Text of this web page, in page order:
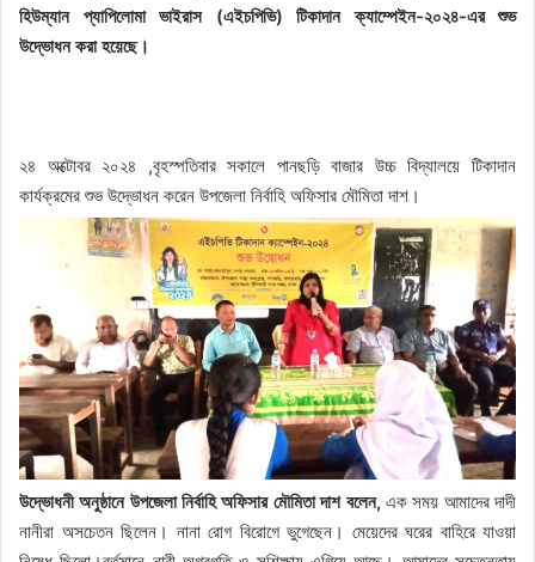
হিউম্যান প্যাপিলোমা ভাইরাস (এইচপিভি) টিকাদান ক্যাম্পেইন-২০২৪-এর শুভ
উদ্ভোধন করা হয়েছে।
২৪ অক্টোবর ২০২৪ ,বৃহস্পতিবার সকালে পানছড়ি বাজার উচ্চ বিদ্যালয়ে টিকাদান
কার্যক্রমের শুভ উদ্ভোধন করেন উপজেলা নির্বাহি অফিসার মৌমিতা দাশ।
উদ্ভোধনী অনুষ্ঠানে উপজেলা নির্বাহি অফিসার মৌমিতা দাশ বলেন, এক সময় আমাদের দাদী
নানীরা অসচেতন ছিলেন। নানা রোগ বিরোগে ভুগেছেন। মেয়েদের ঘরের বাহিরে যাওয়া